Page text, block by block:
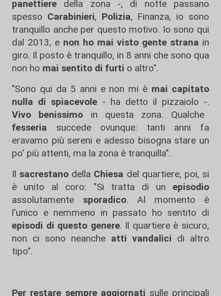
panettiere della zona -, di notte passano
spesso Carabinieri, Polizia, Finanza, io sono
tranquillo anche per questo motivo. Io sono qui
dal 2013, e non ho mai visto gente strana in
giro. Il posto è tranquillo, in 8 anni che sono qua
non ho mai sentito di furti o altro".
"Sono qui da 5 anni e non mi è mai capitato
nulla di spiacevole - ha detto il pizzaiolo -.
Vivo benissimo in questa zona. Qualche
fesseria succede ovunque: tanti anni fa
eravamo più sereni e adesso bisogna stare un
po' più attenti, ma la zona è tranquilla".
Il sacrestano della Chiesa del quartiere, poi, si
è unito al coro: "Si tratta di un episodio
assolutamente sporadico. Al momento è
l'unico e nemmeno in passato ho sentito di
episodi di questo genere. Il quartiere è sicuro,
non ci sono neanche atti vandalici di altro
tipo".
Per restare sempre aggiornati sulle principali